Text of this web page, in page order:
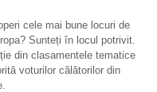
cele mai bune locuri de
Sunteți în locul potrivit.
din clasamentele tematice
voturilor călătorilor din